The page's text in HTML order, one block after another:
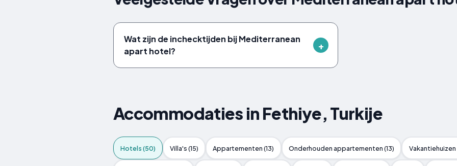
Wat zijn de inchecktijden bij Mediterranean
apart hotel?
Accommodaties in Fethiye, Turkije
Hotels (50) Villa's (15) Appartementen (13) Onderhouden appartementen (13) Vakantiehuizen